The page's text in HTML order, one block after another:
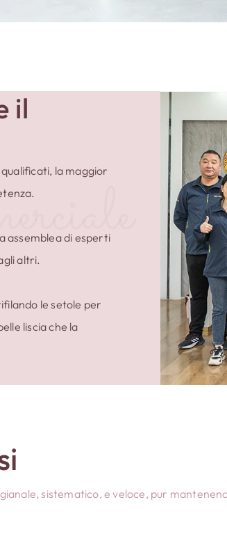
il
la maggior
assemblea di esperti
altri.
le setole per
liscia che la
sistematico, e veloce, pur